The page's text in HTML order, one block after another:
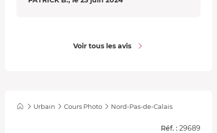
Voir tous les avis
Urbain Cours Photo Nord-Pas-de-Calais
Réf. : 29689